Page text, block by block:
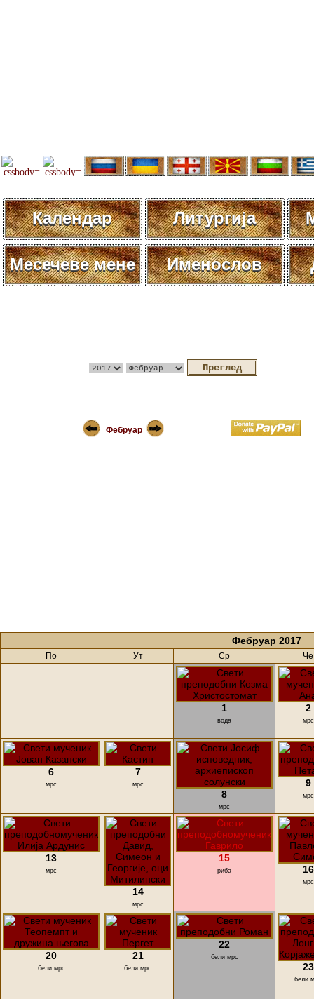
Календар Литургија
Месечеве мене Именослов
Фебруар
Фебруар 2017
По Ут Ср Че
1
вода
2
мрс
6
мрс
7
мрс
8
мрс
9
мрс
13
мрс
14
мрс
15
риба 16
мрс
20
бели мрс
21
бели мрс
22
бели мрс
23
бели